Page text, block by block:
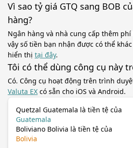
Vì sao tỷ giá GTQ sang BOB
hàng?
Ngân hàng và nhà cung cấp thêm
vậy số tiền bạn nhận được có thể
hiển thị tại đây.
Tôi có thể dùng công cụ này
Có. Công cụ hoạt động trên trình
Valuta EX có sẵn cho iOS và Android.
Quetzal Guatemala là tiền tệ của
Guatemala
Boliviano Bolivia là tiền tệ của
Bolivia